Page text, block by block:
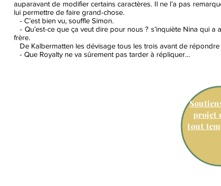
auparavant de modifier certains caractères. Il ne l’a pas
lui permettre de faire grand-chose.
- C’est bien vu, souffle Simon.
- Qu’est-ce que ça veut dire pour nous ? s’inquiète Nina qui
frère.
De Kalbermatten les dévisage tous les trois avant de répondre
- Que Royalty ne va sûrement pas tarder à répliquer…
projet
tout